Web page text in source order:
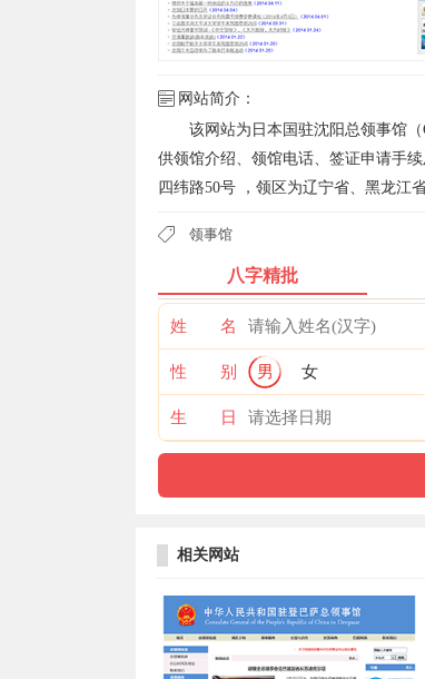
网站简介：
该网站为日本国驻沈阳总领事馆（
供领馆介绍、领馆电话、签证申请手
四纬路50号 ，领区为辽宁省、黑龙江
领事馆
八字精批
姓 名
性 别 男 女
生 日
相关网站